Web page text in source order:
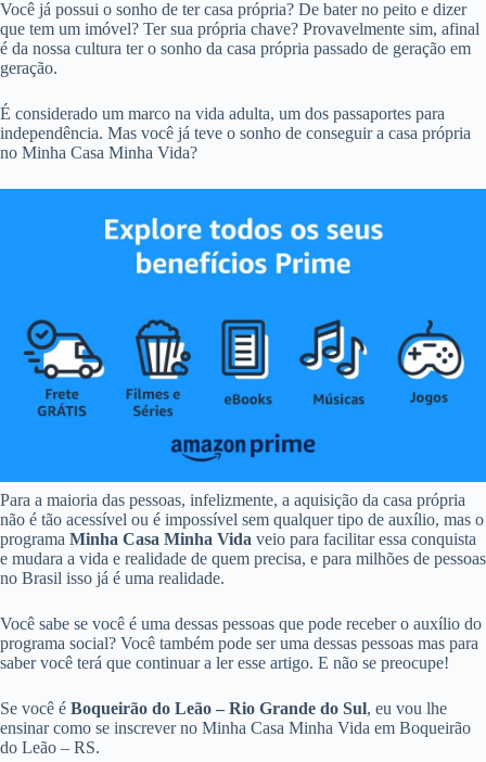
Você já possui o sonho de ter casa própria? De bater no peito e dizer
que tem um imóvel? Ter sua própria chave? Provavelmente sim, afinal
é da nossa cultura ter o sonho da casa própria passado de geração em
geração.
É considerado um marco na vida adulta, um dos passaportes para
independência. Mas você já teve o sonho de conseguir a casa própria
no Minha Casa Minha Vida?
Para a maioria das pessoas, infelizmente, a aquisição da casa própria
não é tão acessível ou é impossível sem qualquer tipo de auxílio, mas o
programa Minha Casa Minha Vida veio para facilitar essa conquista
e mudara a vida e realidade de quem precisa, e para milhões de pessoas
no Brasil isso já é uma realidade.
Você sabe se você é uma dessas pessoas que pode receber o auxílio do
programa social? Você também pode ser uma dessas pessoas mas para
saber você terá que continuar a ler esse artigo. E não se preocupe!
Se você é Boqueirão do Leão – Rio Grande do Sul, eu vou lhe
ensinar como se inscrever no Minha Casa Minha Vida em Boqueirão
do Leão – RS.